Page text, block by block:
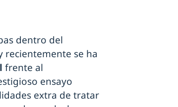
dentro del
recientemente se ha
frente al
ensayo
extra de tratar